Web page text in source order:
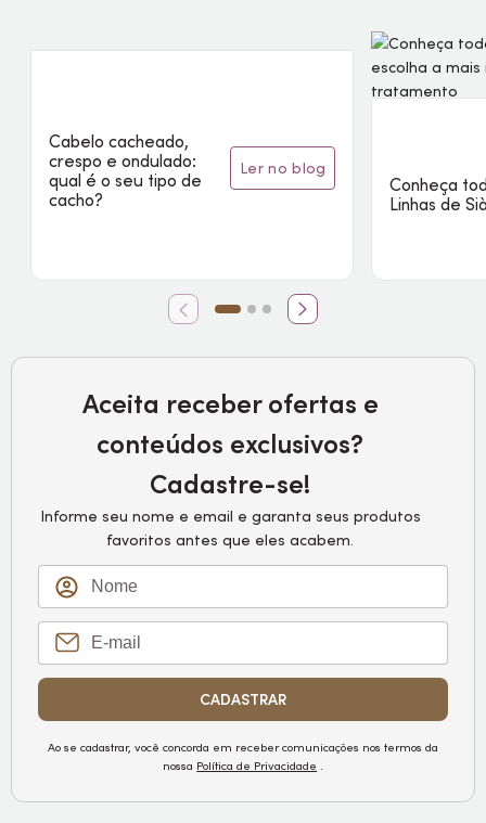
Cabelo cacheado,
crespo e ondulado:
qual é o seu tipo de
cacho?
ler no blog
Conheça
Linhas de
Aceita receber ofertas e
conteúdos exclusivos?
Cadastre-se!
Informe seu nome e email e garanta seus produtos
favoritos antes que eles acabem.
CADASTRAR
Ao se cadastrar, você concorda em receber comunicações nos termos da
nossa Política de Privacidade .